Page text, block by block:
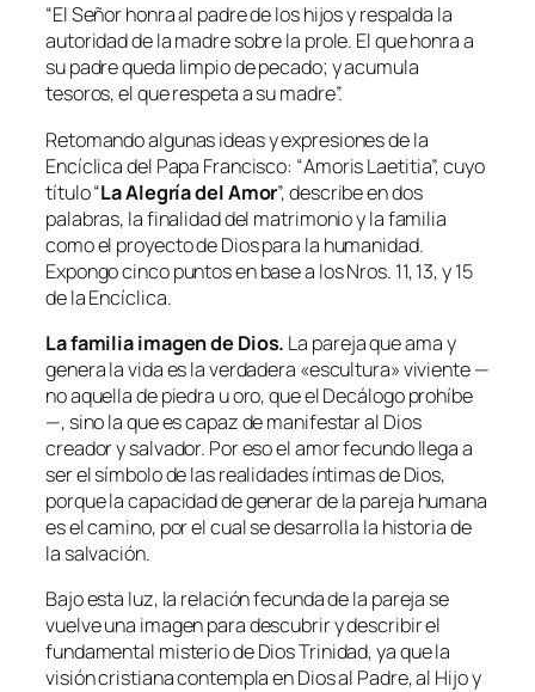
“El Señor honra al padre de los hijos y respalda la
autoridad de la madre sobre la prole. El que honra a
su padre queda limpio de pecado; y acumula
tesoros, el que respeta a su madre”.
Retomando algunas ideas y expresiones de la
Encíclica del Papa Francisco: “Amoris Laetitia”, cuyo
título “La Alegría del Amor”, describe en dos
palabras, la finalidad del matrimonio y la familia
como el proyecto de Dios para la humanidad.
Expongo cinco puntos en base a los Nros. 11, 13, y 15
de la Encíclica.
La familia imagen de Dios. La pareja que ama y
genera la vida es la verdadera «escultura» viviente —
no aquella de piedra u oro, que el Decálogo prohíbe
—, sino la que es capaz de manifestar al Dios
creador y salvador. Por eso el amor fecundo llega a
ser el símbolo de las realidades íntimas de Dios,
porque la capacidad de generar de la pareja humana
es el camino, por el cual se desarrolla la historia de
la salvación.
Bajo esta luz, la relación fecunda de la pareja se
vuelve una imagen para descubrir y describir el
fundamental misterio de Dios Trinidad, ya que la
visión cristiana contempla en Dios al Padre, al Hijo y